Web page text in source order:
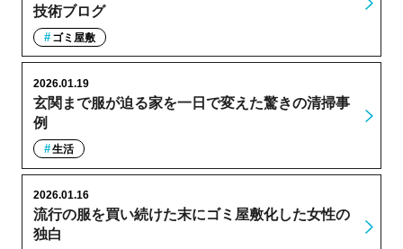
技術ブログ
ゴミ屋敷
玄関まで服が迫る家を一日で変えた驚きの清掃事
例
2026.01.19
生活
流行の服を買い続けた末にゴミ屋敷化した女性の
独白
2026.01.16